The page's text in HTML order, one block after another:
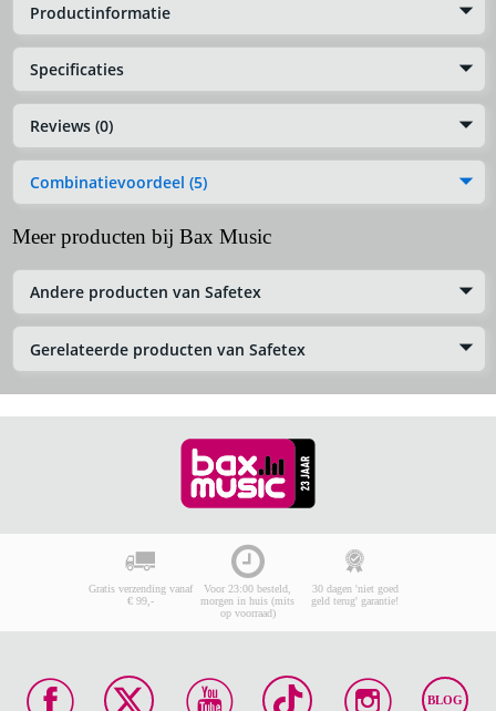
Productinformatie
Specificaties
Reviews (0)
Combinatievoordeel (5)
Meer producten bij Bax Music
Andere producten van Safetex
Gerelateerde producten van Safetex
Gratis verzending vanaf
€ 99,-
Voor 23:00 besteld,
morgen in huis (mits
op voorraad)
30 dagen 'niet goed
geld terug' garantie!
BLOG